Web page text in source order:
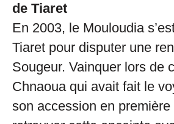
de Tiaret
En 2003, le Mouloudia
Tiaret pour disputer une
Sougeur. Vainquer lors de
Chnaoua qui avait fait le
son accession en